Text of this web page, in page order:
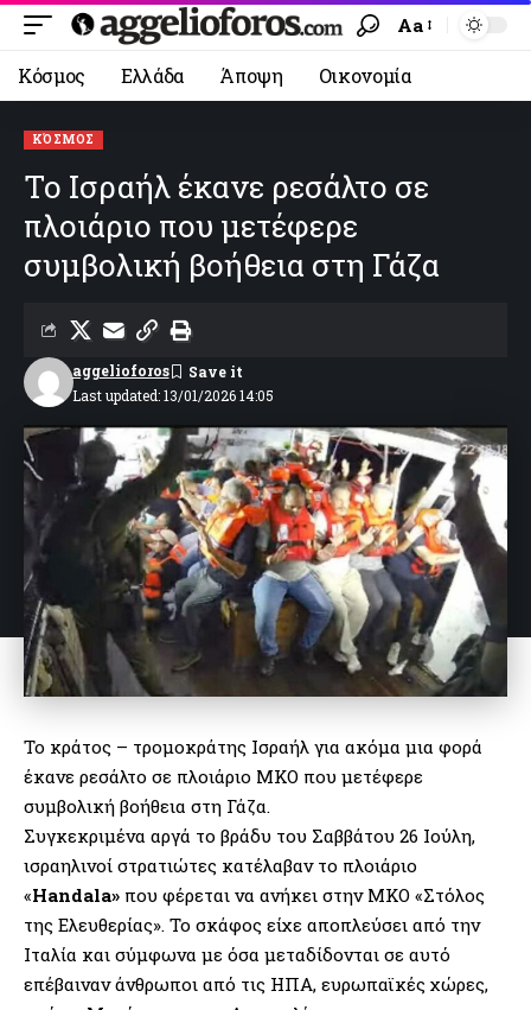
Aa
Κόσμος Ελλάδα Άποψη Οικονομία
ΚΌΣΜΟΣ
Το Ισραήλ έκανε ρεσάλτο σε
πλοιάριο που μετέφερε
συμβολική βοήθεια στη Γάζα
Last updated: 13/01/2026 14:05
aggelioforos
Το κράτος – τρομοκράτης Ισραήλ για ακόμα μια φορά
έκανε ρεσάλτο σε πλοιάριο ΜΚΟ που μετέφερε
συμβολική βοήθεια στη Γάζα.
Συγκεκριμένα αργά το βράδυ του Σαββάτου 26 Ιούλη,
ισραηλινοί στρατιώτες κατέλαβαν το πλοιάριο
«Handala» που φέρεται να ανήκει στην ΜΚΟ «Στόλος
της Ελευθερίας». Το σκάφος είχε αποπλεύσει από την
Ιταλία και σύμφωνα με όσα μεταδίδονται σε αυτό
επέβαιναν άνθρωποι από τις ΗΠΑ, ευρωπαϊκές χώρες,